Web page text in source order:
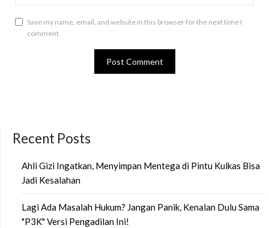
Save my name, email, and website in this browser for the next time I
comment.
Recent Posts
Ahli Gizi Ingatkan, Menyimpan Mentega di Pintu Kulkas Bisa
Jadi Kesalahan
Lagi Ada Masalah Hukum? Jangan Panik, Kenalan Dulu Sama
"P3K" Versi Pengadilan Ini!